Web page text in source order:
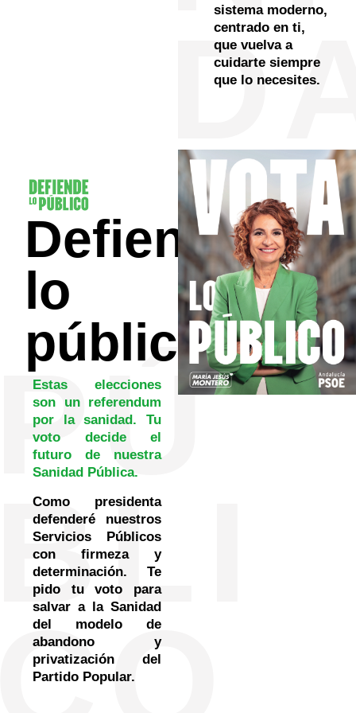
sistema moderno,
centrado en ti,
que vuelva a
cuidarte siempre
que lo necesites.
Defiende
lo
público
Estas elecciones
son un referendum
por la sanidad. Tu
voto decide el
futuro de nuestra
Sanidad Pública.
Como presidenta
defenderé nuestros
Servicios Públicos
con firmeza y
determinación. Te
pido tu voto para
salvar a la Sanidad
del modelo de
abandono y
privatización del
Partido Popular.